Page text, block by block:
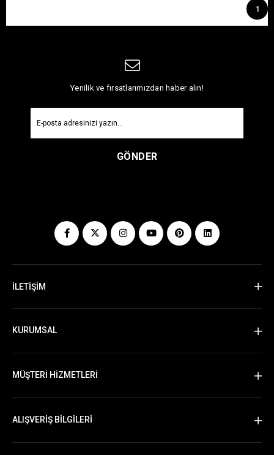
1
Yenilik ve fırsatlarımızdan haber alın!
GÖNDER
İLETİŞİM
KURUMSAL
MÜŞTERİ HİZMETLERİ
ALIŞVERİŞ BİLGİLERİ